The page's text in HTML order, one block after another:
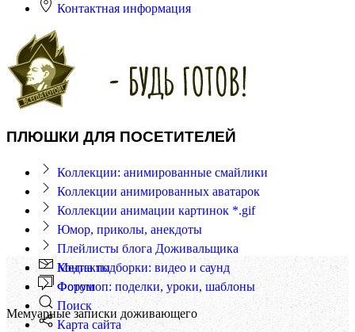
Контактная информация
ПЛЮШКИ ДЛЯ ПОСЕТИТЕЛЕЙ
Коллекции: анимированные смайлики
Коллекции анимированных аватарок
Коллекции анимации картинок *.gif
Юмор, приколы, анекдоты
Плейлисты блога Доживальщика
Медиа подборки: видео и саунд
Фотошоп: поделки, уроки, шаблоны
Мемуарные записки доживающего
Контакты
Форум
Поиск
Карта сайта